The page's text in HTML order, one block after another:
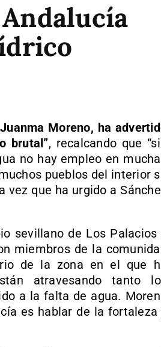
Juanma Moreno, ha
brutal”, recalcando que
no hay empleo en
pueblos del interior
vez que ha urgido a
sevillano de Los Palacios
miembros de la
de la zona en el que
atravesando tanto
a la falta de agua.
es hablar de la fortaleza